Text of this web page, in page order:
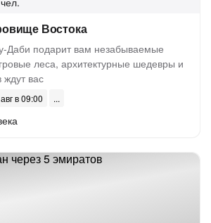
Востока
Даби подарит вам незабываемые
леса, архитектурные шедевры и
вас
в 09:00